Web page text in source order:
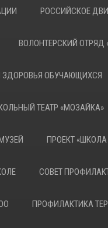
РОССИЙСКОЕ
ВОЛОНТЕРСКИЙ ОТРЯД
ЗДОРОВЬЯ ОБУЧАЮЩИХСЯ
ТЕАТР «МОЗАЙКА»
ПРОЕКТ
СОВЕТ
ПРОФИЛАКТИКА